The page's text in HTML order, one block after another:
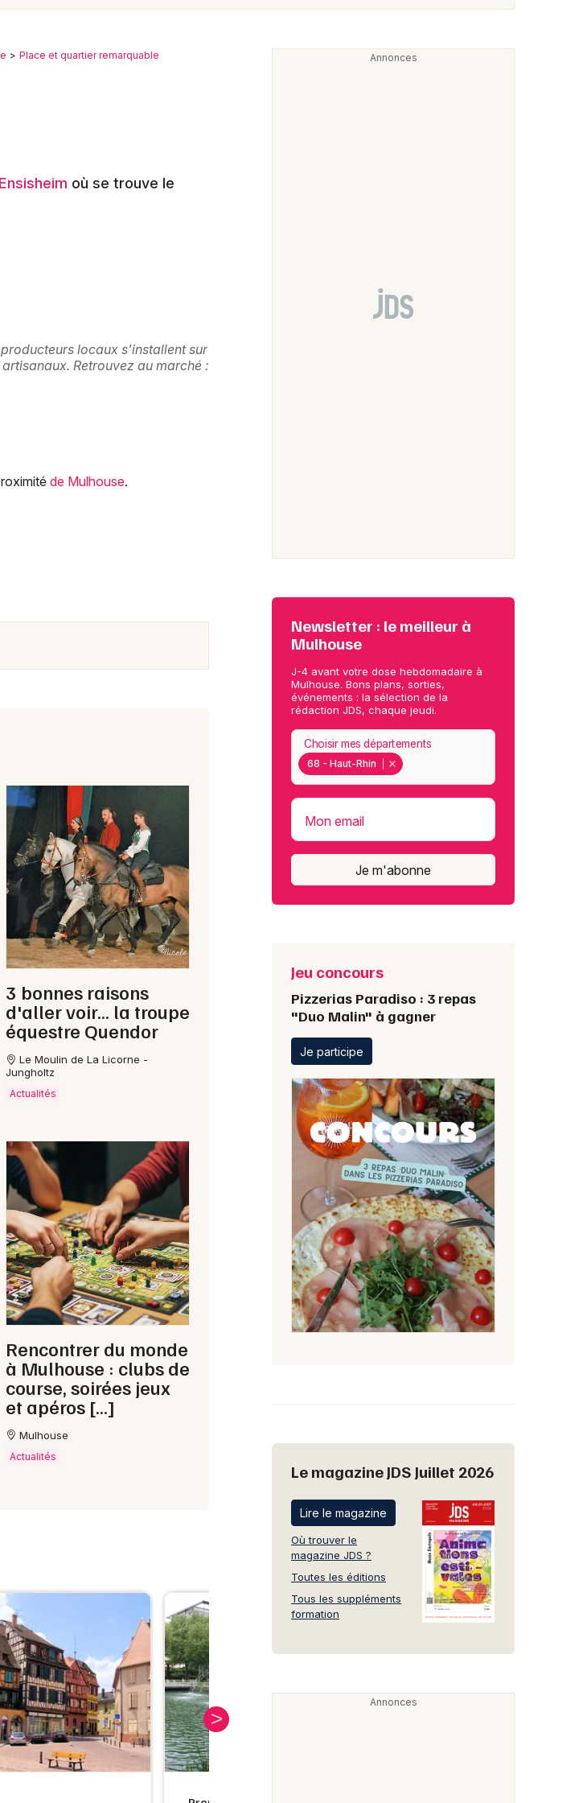
remarquable dans le
départements
Je m'abonne
Place et quartier remarquable
où se trouve le
locaux s'installent sur
Retrouvez au marché :
de Mulhouse.
3 bonnes raisons
d'aller voir... la troupe
équestre Quendor
Le Moulin de La Licorne -
Jungholtz
Actualités
Rencontrer du monde
à Mulhouse : clubs de
course, soirées jeux
et apéros […]
Mulhouse
Actualités
Newsletter : le meilleur à
Mulhouse
J-4 avant votre dose hebdomadaire à
Mulhouse. Bons plans, sorties,
événements : la sélection de la
rédaction JDS, chaque jeudi.
68 - Haut-Rhin
Choisir mes départements
Mon email
Je m'abonne
Jeu concours
Pizzerias Paradiso : 3 repas
"Duo Malin" à gagner
Je participe
Le magazine JDS Juillet 2026
Lire le magazine
Où trouver le
magazine JDS ?
Toutes les éditions
Tous les suppléments
formation